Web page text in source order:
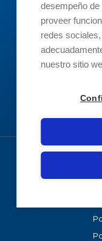
desempeño
proveer
redes
nuestro sitio